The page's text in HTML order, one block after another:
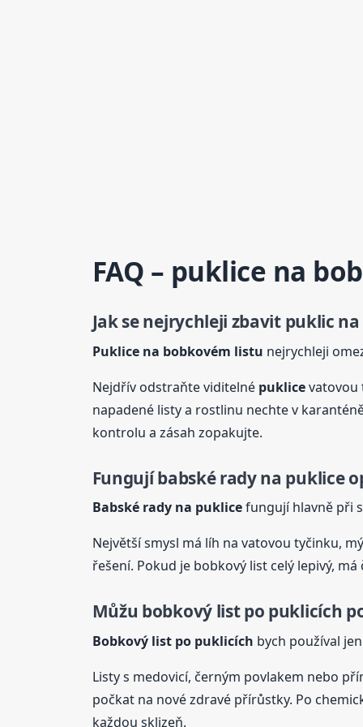
FAQ – puklice na
Jak se nejrychleji zbavit puklic
Puklicena bobkovém listu nejrychleji
Nejdřív odstraňte viditelné puklicevatovou
napadené listy a rostlinu nechte v
kontrolu a zásah zopakujte.
Fungují babské rady na puklice
Babské rady na puklicefungují hlavně při
Největší smysl má líh na vatovou tyčinku,
řešení. Pokud je bobkový list celý lepivý, má
Můžu bobkový list po puklicích
Bobkový list po puklicích bych používal
Listy s medovicí, černým povlakem nebo
počkat na nové zdravé přírůstky. Po
každou sklizeň.